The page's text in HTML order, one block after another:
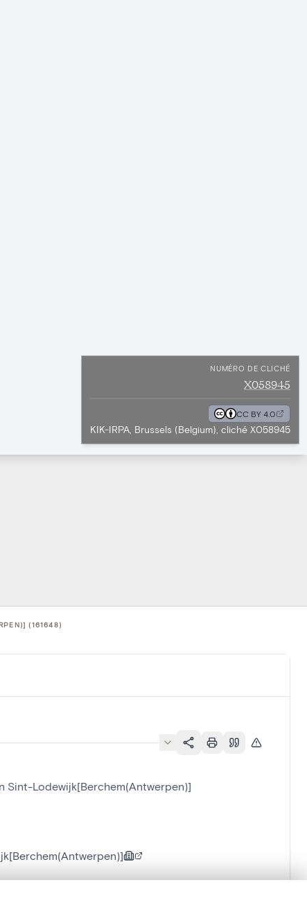
NUMÉRO DE CLICHÉ
X058945
CC BY 4.0
KIK-IRPA, Brussels (Belgium), cliché X058945
(161648)
Sint-Lodewijk[Berchem(Antwerpen)]